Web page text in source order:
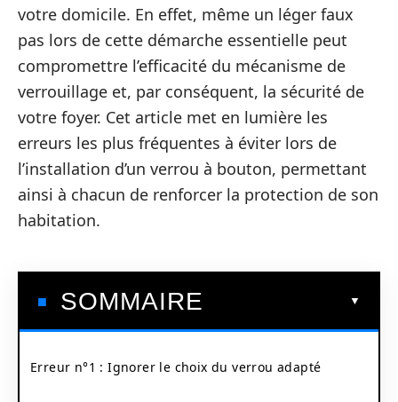
votre domicile. En effet, même un léger faux
pas lors de cette démarche essentielle peut
compromettre l’efficacité du mécanisme de
verrouillage et, par conséquent, la sécurité de
votre foyer. Cet article met en lumière les
erreurs les plus fréquentes à éviter lors de
l’installation d’un verrou à bouton, permettant
ainsi à chacun de renforcer la protection de son
habitation.
SOMMAIRE
Erreur n°1 : Ignorer le choix du verrou adapté